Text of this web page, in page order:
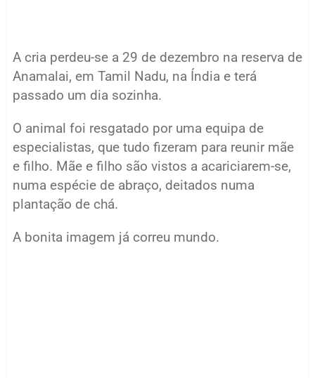
A cria perdeu-se a 29 de dezembro na reserva de
Anamalai, em Tamil Nadu, na Índia e terá
passado um dia sozinha.
O animal foi resgatado por uma equipa de
especialistas, que tudo fizeram para reunir mãe
e filho. Mãe e filho são vistos a acariciarem-se,
numa espécie de abraço, deitados numa
plantação de chá.
A bonita imagem já correu mundo.